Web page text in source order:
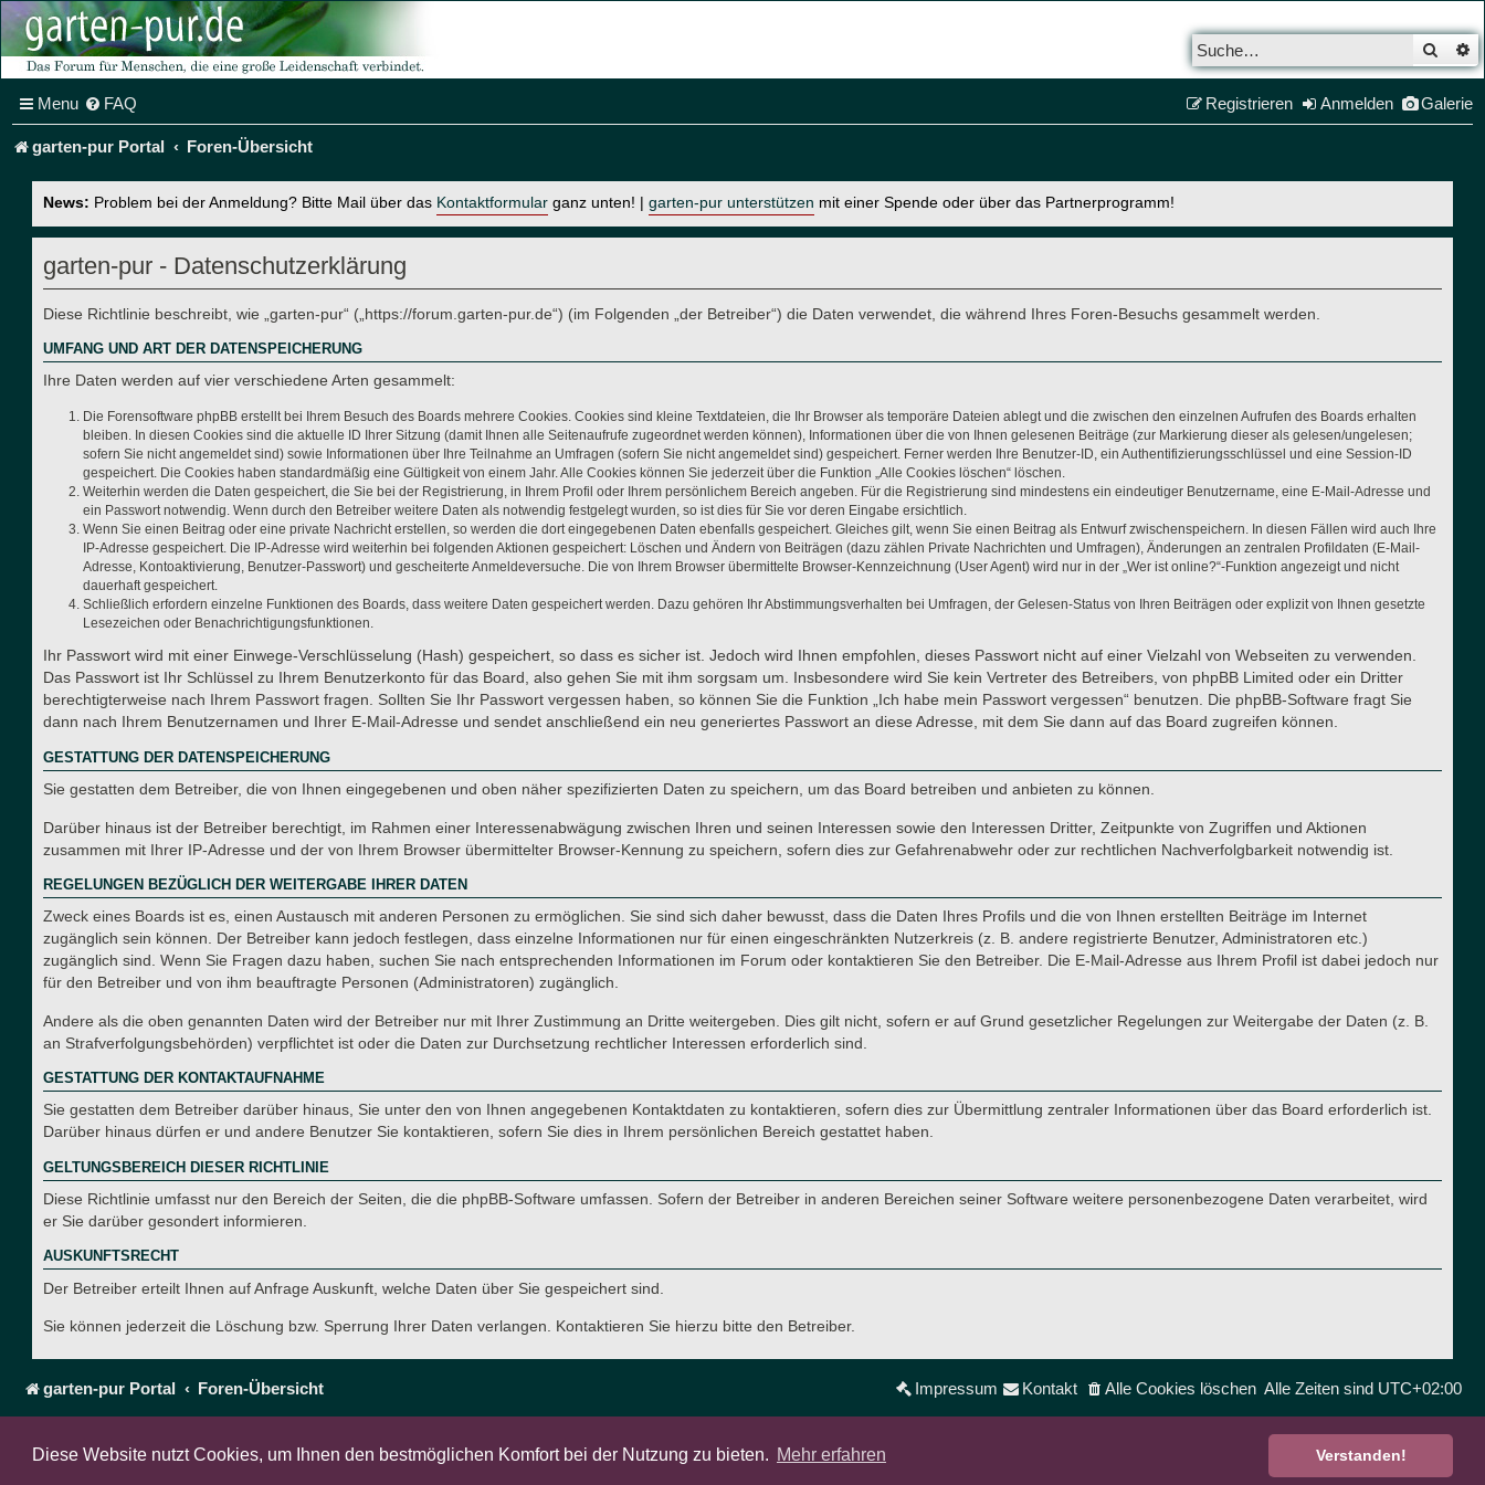
Diese Website nutzt Cookies, um Ihnen den bestmöglichen Komfort bei der Nutzung zu bieten. Mehr erfahren Verstanden!
Menu FAQ Galerie
Anmelden
Registrieren
garten-pur Portal Foren-Übersicht
News: Problem bei der Anmeldung? Bitte Mail über das Kontaktformular ganz unten! | garten-pur unterstützen mit einer Spende oder über das Partnerprogramm!
garten-pur - Datenschutzerklärung
Diese Richtlinie beschreibt, wie „garten-pur“ („https://forum.garten-pur.de“) (im Folgenden „der Betreiber“) die Daten verwendet, die während Ihres Foren-Besuchs gesammelt werden.
UMFANG UND ART DER DATENSPEICHERUNG
Ihre Daten werden auf vier verschiedene Arten gesammelt:
Die Forensoftware phpBB erstellt bei Ihrem Besuch des Boards mehrere Cookies. Cookies sind kleine Textdateien, die Ihr Browser als temporäre Dateien ablegt und die zwischen den einzelnen Aufrufen des Boards erhalten
bleiben. In diesen Cookies sind die aktuelle ID Ihrer Sitzung (damit Ihnen alle Seitenaufrufe zugeordnet werden können), Informationen über die von Ihnen gelesenen Beiträge (zur Markierung dieser als gelesen/ungelesen;
sofern Sie nicht angemeldet sind) sowie Informationen über Ihre Teilnahme an Umfragen (sofern Sie nicht angemeldet sind) gespeichert. Ferner werden Ihre Benutzer-ID, ein Authentifizierungsschlüssel und eine Session-ID
gespeichert. Die Cookies haben standardmäßig eine Gültigkeit von einem Jahr. Alle Cookies können Sie jederzeit über die Funktion „Alle Cookies löschen“ löschen.
Weiterhin werden die Daten gespeichert, die Sie bei der Registrierung, in Ihrem Profil oder Ihrem persönlichem Bereich angeben. Für die Registrierung sind mindestens ein eindeutiger Benutzername, eine E-Mail-Adresse und
ein Passwort notwendig. Wenn durch den Betreiber weitere Daten als notwendig festgelegt wurden, so ist dies für Sie vor deren Eingabe ersichtlich.
Wenn Sie einen Beitrag oder eine private Nachricht erstellen, so werden die dort eingegebenen Daten ebenfalls gespeichert. Gleiches gilt, wenn Sie einen Beitrag als Entwurf zwischenspeichern. In diesen Fällen wird auch Ihre
IP-Adresse gespeichert. Die IP-Adresse wird weiterhin bei folgenden Aktionen gespeichert: Löschen und Ändern von Beiträgen (dazu zählen Private Nachrichten und Umfragen), Änderungen an zentralen Profildaten (E-Mail-
Adresse, Kontoaktivierung, Benutzer-Passwort) und gescheiterte Anmeldeversuche. Die von Ihrem Browser übermittelte Browser-Kennzeichnung (User Agent) wird nur in der „Wer ist online?“-Funktion angezeigt und nicht
dauerhaft gespeichert.
Schließlich erfordern einzelne Funktionen des Boards, dass weitere Daten gespeichert werden. Dazu gehören Ihr Abstimmungsverhalten bei Umfragen, der Gelesen-Status von Ihren Beiträgen oder explizit von Ihnen gesetzte
Lesezeichen oder Benachrichtigungsfunktionen.
Ihr Passwort wird mit einer Einwege-Verschlüsselung (Hash) gespeichert, so dass es sicher ist. Jedoch wird Ihnen empfohlen, dieses Passwort nicht auf einer Vielzahl von Webseiten zu verwenden.
Das Passwort ist Ihr Schlüssel zu Ihrem Benutzerkonto für das Board, also gehen Sie mit ihm sorgsam um. Insbesondere wird Sie kein Vertreter des Betreibers, von phpBB Limited oder ein Dritter
berechtigterweise nach Ihrem Passwort fragen. Sollten Sie Ihr Passwort vergessen haben, so können Sie die Funktion „Ich habe mein Passwort vergessen“ benutzen. Die phpBB-Software fragt Sie
dann nach Ihrem Benutzernamen und Ihrer E-Mail-Adresse und sendet anschließend ein neu generiertes Passwort an diese Adresse, mit dem Sie dann auf das Board zugreifen können.
GESTATTUNG DER DATENSPEICHERUNG
Sie gestatten dem Betreiber, die von Ihnen eingegebenen und oben näher spezifizierten Daten zu speichern, um das Board betreiben und anbieten zu können.
Darüber hinaus ist der Betreiber berechtigt, im Rahmen einer Interessenabwägung zwischen Ihren und seinen Interessen sowie den Interessen Dritter, Zeitpunkte von Zugriffen und Aktionen
zusammen mit Ihrer IP-Adresse und der von Ihrem Browser übermittelter Browser-Kennung zu speichern, sofern dies zur Gefahrenabwehr oder zur rechtlichen Nachverfolgbarkeit notwendig ist.
REGELUNGEN BEZÜGLICH DER WEITERGABE IHRER DATEN
Zweck eines Boards ist es, einen Austausch mit anderen Personen zu ermöglichen. Sie sind sich daher bewusst, dass die Daten Ihres Profils und die von Ihnen erstellten Beiträge im Internet
zugänglich sein können. Der Betreiber kann jedoch festlegen, dass einzelne Informationen nur für einen eingeschränkten Nutzerkreis (z. B. andere registrierte Benutzer, Administratoren etc.)
zugänglich sind. Wenn Sie Fragen dazu haben, suchen Sie nach entsprechenden Informationen im Forum oder kontaktieren Sie den Betreiber. Die E-Mail-Adresse aus Ihrem Profil ist dabei jedoch nur
für den Betreiber und von ihm beauftragte Personen (Administratoren) zugänglich.
Andere als die oben genannten Daten wird der Betreiber nur mit Ihrer Zustimmung an Dritte weitergeben. Dies gilt nicht, sofern er auf Grund gesetzlicher Regelungen zur Weitergabe der Daten (z. B.
an Strafverfolgungsbehörden) verpflichtet ist oder die Daten zur Durchsetzung rechtlicher Interessen erforderlich sind.
GESTATTUNG DER KONTAKTAUFNAHME
Sie gestatten dem Betreiber darüber hinaus, Sie unter den von Ihnen angegebenen Kontaktdaten zu kontaktieren, sofern dies zur Übermittlung zentraler Informationen über das Board erforderlich ist.
Darüber hinaus dürfen er und andere Benutzer Sie kontaktieren, sofern Sie dies in Ihrem persönlichen Bereich gestattet haben.
GELTUNGSBEREICH DIESER RICHTLINIE
Diese Richtlinie umfasst nur den Bereich der Seiten, die die phpBB-Software umfassen. Sofern der Betreiber in anderen Bereichen seiner Software weitere personenbezogene Daten verarbeitet, wird
er Sie darüber gesondert informieren.
AUSKUNFTSRECHT
Der Betreiber erteilt Ihnen auf Anfrage Auskunft, welche Daten über Sie gespeichert sind.
Sie können jederzeit die Löschung bzw. Sperrung Ihrer Daten verlangen. Kontaktieren Sie hierzu bitte den Betreiber.
garten-pur Portal Foren-Übersicht Alle Zeiten sind UTC+02:00
Alle Cookies löschen
Impressum Kontakt
Deutsche Übersetzung durchphpBB.de